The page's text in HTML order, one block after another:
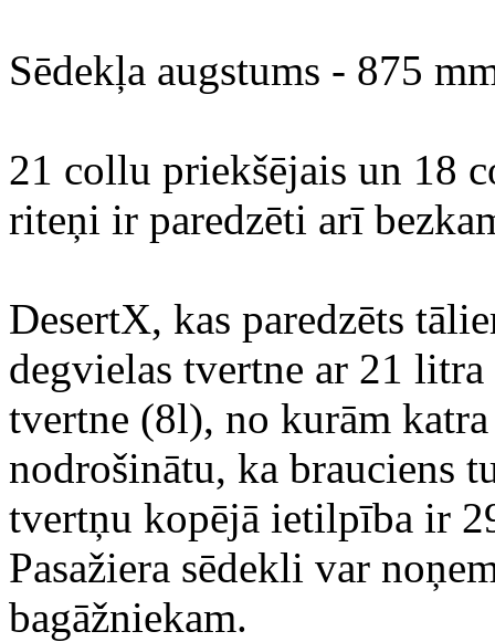
Sēdekļa augstums - 875
21 collu priekšējais un 18
riteņi ir paredzēti arī
DesertX, kas paredzēts
degvielas tvertne ar 21
tvertne (8l), no kurām
nodrošinātu, ka brauciens
tvertņu kopējā ietilpība ir
Pasažiera sēdekli var
bagāžniekam.